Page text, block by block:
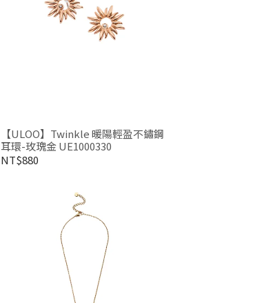
【ULOO】Twinkle 暖陽輕盈不鏽鋼
耳環-玫瑰金 UE1000330
NT$880